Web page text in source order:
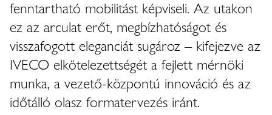
fenntartható mobilitást képviseli. Az utakon
ez az arculat erőt, megbízhatóságot és
visszafogott eleganciát sugároz – kifejezve az
IVECO elkötelezettségét a fejlett mérnöki
munka, a vezető-központú innováció és az
időtálló olasz formatervezés iránt.